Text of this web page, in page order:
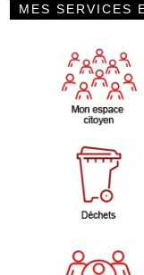
MES SERVICES